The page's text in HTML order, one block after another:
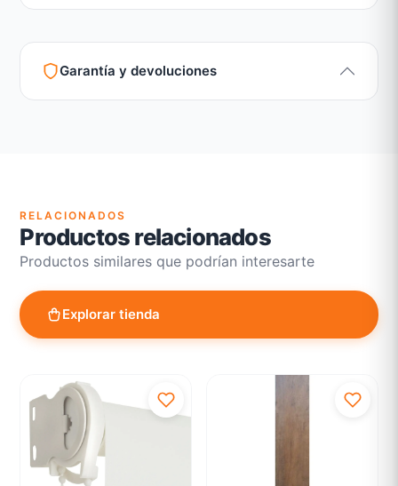
Garantía y devoluciones
RELACIONADOS
Productos relacionados
Productos similares que podrían interesarte
Explorar tienda